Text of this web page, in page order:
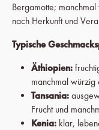
Bergamotte;
nach Herkunft und
Typische
Äthiopien:
manchmal
Tansania:
Frucht und
Kenia: klar,